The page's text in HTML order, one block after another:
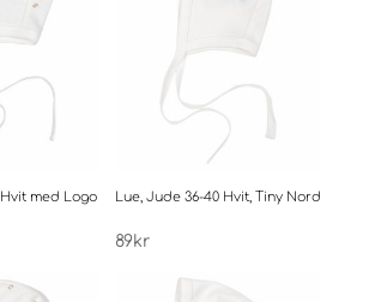
med Logo
Lue, Jude 36-40 Hvit, Tiny Nord
89kr